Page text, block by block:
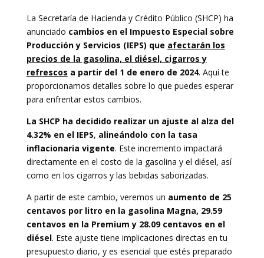
La Secretaría de Hacienda y Crédito Público (SHCP) ha
anunciado cambios en el Impuesto Especial sobre
Producción y Servicios (IEPS) que afectarán los
precios de la gasolina, el diésel, cigarros y
refrescos a partir del 1 de enero de 2024. Aquí te
proporcionamos detalles sobre lo que puedes esperar
para enfrentar estos cambios.
La SHCP ha decidido realizar un ajuste al alza del
4.32% en el IEPS, alineándolo con la tasa
inflacionaria vigente. Este incremento impactará
directamente en el costo de la gasolina y el diésel, así
como en los cigarros y las bebidas saborizadas.
A partir de este cambio, veremos un aumento de 25
centavos por litro en la gasolina Magna, 29.59
centavos en la Premium y 28.09 centavos en el
diésel. Este ajuste tiene implicaciones directas en tu
presupuesto diario, y es esencial que estés preparado